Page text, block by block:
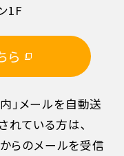
1F
ら
」メールを自動送
れている方は､
らのメールを受信